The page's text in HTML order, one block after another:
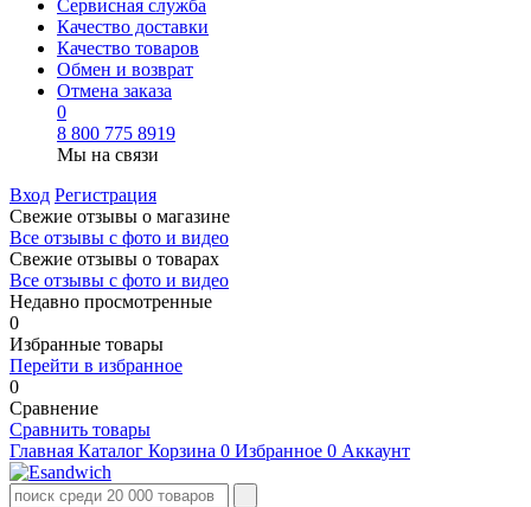
Сервисная служба
Качество доставки
Качество товаров
Обмен и возврат
Отмена заказа
0
8 800 775 8919
Мы на связи
Вход Регистрация
Свежие отзывы о магазине
Все отзывы с фото и видео
Свежие отзывы о товарах
Все отзывы c фото и видео
Недавно просмотренные
0
Избранные товары
Перейти в избранное
0
Сравнение
Сравнить товары
Главная Каталог Корзина 0 Избранное 0 Аккаунт